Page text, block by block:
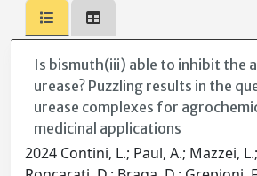
Is bismuth(iii) able to inhibit the
urease? Puzzling results in the
urease complexes for
medicinal applications
2024 Contini, L.; Paul, A.; Mazzei,